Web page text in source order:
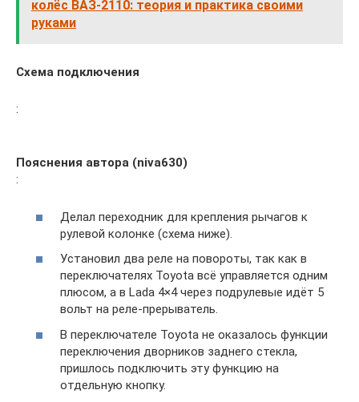
колёс ВАЗ-2110: теория и практика своими
руками
Схема подключения
:
Пояснения автора (niva630)
:
Делал переходник для крепления рычагов к
рулевой колонке (схема ниже).
Установил два реле на повороты, так как в
переключателях Toyota всё управляется одним
плюсом, а в Lada 4×4 через подрулевые идёт 5
вольт на реле-прерыватель.
В переключателе Toyota не оказалось функции
переключения дворников заднего стекла,
пришлось подключить эту функцию на
отдельную кнопку.